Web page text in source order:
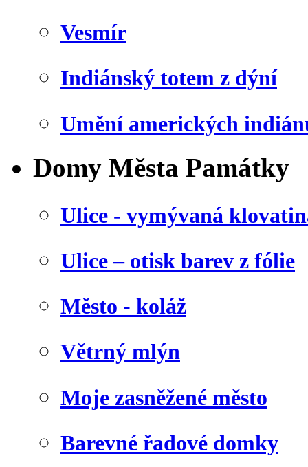
Vesmír
Indiánský totem z dýní
Umění amerických
Domy Města Památky
Ulice - vymývaná
Ulice – otisk barev z fólie
Město - koláž
Větrný mlýn
Moje zasněžené město
Barevné řadové domky